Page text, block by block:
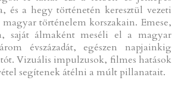
és a hegy történetén keresztül vezeti
történelem korszakain. Emese,
saját álmaként meséli el a magyar
évszázadát, egészen napjainkig
Vizuális impulzusok, filmes hatások
segítenek átélni a múlt pillanatait.